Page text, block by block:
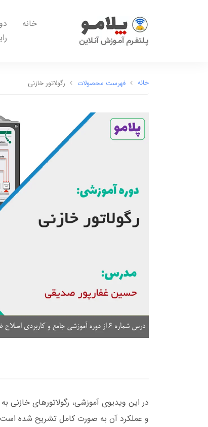
خانه
خانه فهرست محصولات رگولاتور خازنی
در این ویدیوی آموزشی، رگولاتورهای خازنی
و عملکرد آن به صورت کامل تشریح شده است.